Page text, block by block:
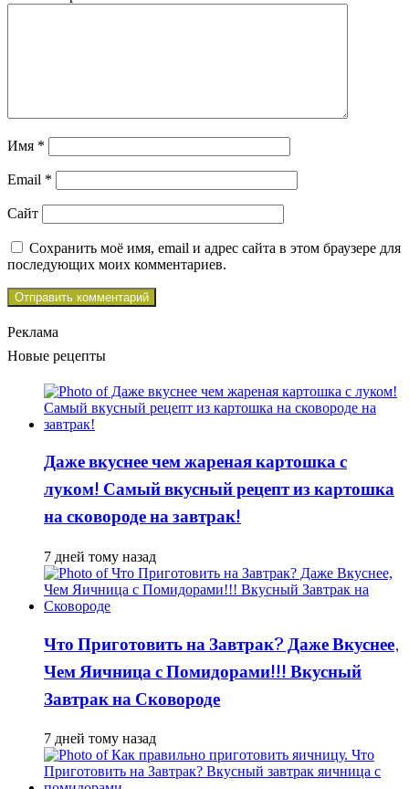
Имя *
Email *
Сайт
Сохранить моё имя, email и адрес сайта в этом браузере для
последующих моих комментариев.
Реклама
Новые рецепты
Даже вкуснее чем жареная картошка с
луком! Самый вкусный рецепт из картошка
на сковороде на завтрак!
7 дней тому назад
Что Приготовить на Завтрак? Даже Вкуснее,
Чем Яичница с Помидорами!!! Вкусный
Завтрак на Сковороде
7 дней тому назад